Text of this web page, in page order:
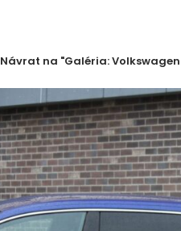
Návrat na "Galéria: